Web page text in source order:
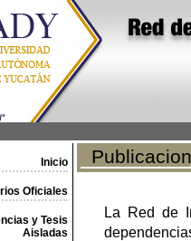
Inicio
Oficiales
y Tesis
Aisladas
La Red de